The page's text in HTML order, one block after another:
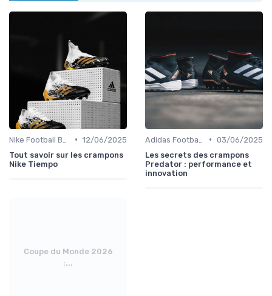
• 12/06/2025
Tout savoir sur les crampons
Nike Tiempo
• 03/06/2025
Les secrets des crampons
Predator : performance et
innovation
Coupe du Monde 2026
:...